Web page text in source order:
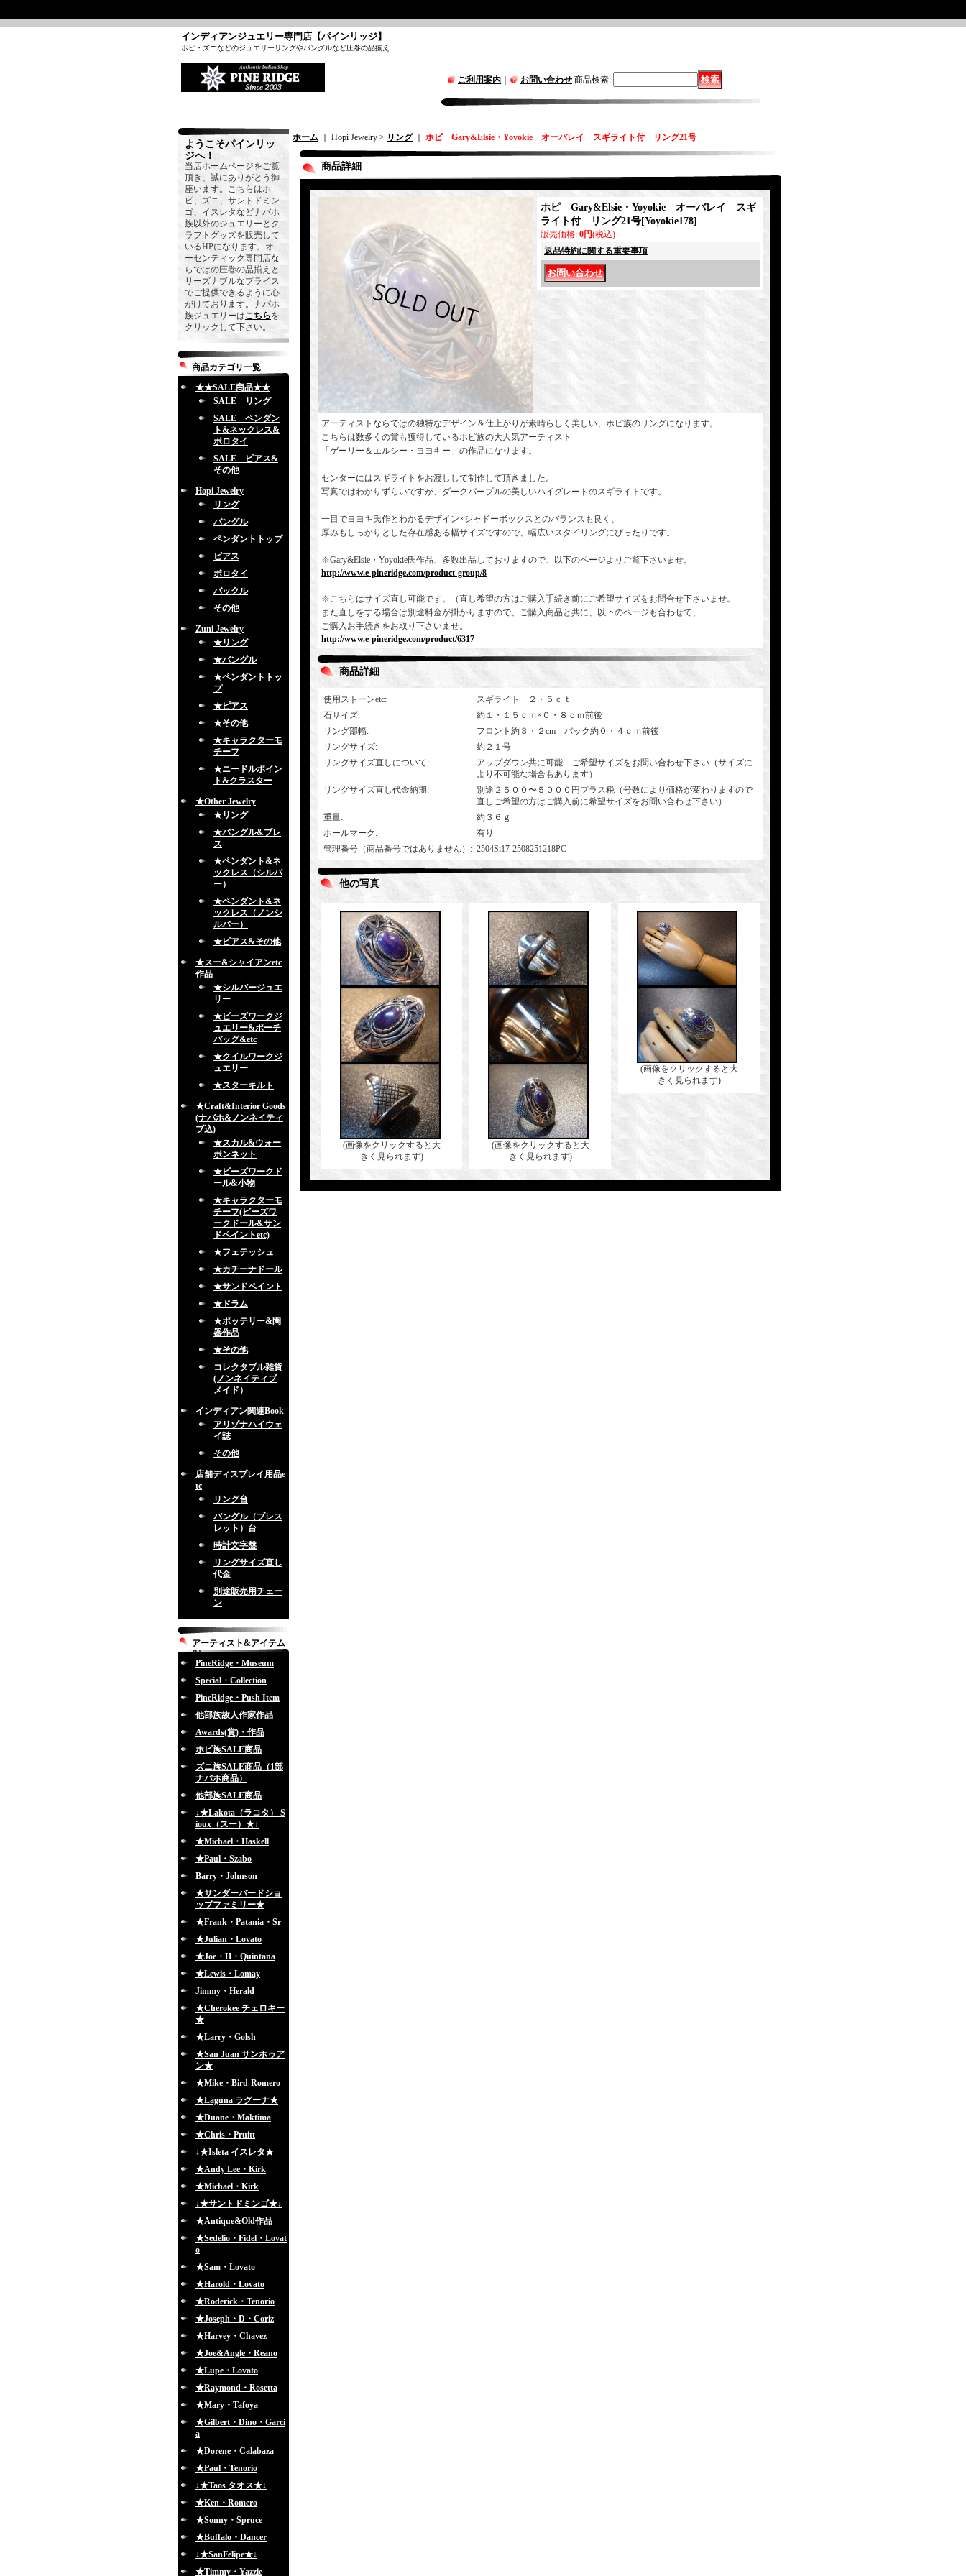
インディアンジュエリー専門店【パインリッジ】
ホピ・ズニなどのジュエリーリングやバングルなど圧巻の品揃え
ご利用案内 お問い合わせ 商品検索:
ようこそパインリッ
ジへ！
当店ホームページをご覧
頂き、誠にありがとう御
座います。こちらはホ
ピ、ズニ、サントドミン
ゴ、イスレタなどナバホ
族以外のジュエリーとク
ラフトグッズを販売して
いるHPになります。オ
ーセンティック専門店な
らではの圧巻の品揃えと
リーズナブルなプライス
でご提供できるように心
がけております。ナバホ
族ジュエリーはこちらを
クリックして下さい。
商品カテゴリ一覧
★★SALE商品★★
SALE リング
SALE ペンダン
ト&ネックレス&
ボロタイ
SALE ピアス&
その他
Hopi Jewelry
リング
バングル
ペンダントトップ
ピアス
ボロタイ
バックル
その他
Zuni Jewelry
★リング
★バングル
★ペンダントトッ
プ
★ピアス
★その他
★キャラクターモ
チーフ
★ニードルポイン
ト&クラスター
★Other Jewelry
★リング
★バングル&ブレ
ス
★ペンダント&ネ
ックレス（シルバ
ー）
★ペンダント&ネ
ックレス（ノンシ
ルバー）
★ピアス&その他
★スー&シャイアンetc
作品
★シルバージュエ
リー
★ビーズワークジ
ュエリー&ポーチ
バッグ&etc
★クイルワークジ
ュエリー
★スターキルト
★Craft&Interior Goods
(ナバホ&ノンネイティ
ブ込)
★スカル&ウォー
ボンネット
★ビーズワークド
ール&小物
★キャラクターモ
チーフ(ビーズワ
ークドール&サン
ドペイントetc)
★フェテッシュ
★カチーナドール
★サンドペイント
★ドラム
★ポッテリー&陶
器作品
★その他
コレクタブル雑貨
(ノンネイティブ
メイド）
インディアン関連Book
アリゾナハイウェ
イ誌
その他
店舗ディスプレイ用品e
tc
リング台
バングル（ブレス
レット）台
時計文字盤
リングサイズ直し
代金
別途販売用チェー
ン
アーティスト&アイテム
別
PineRidge・Museum
Special・Collection
PineRidge・Push Item
他部族故人作家作品
Awards(賞)・作品
ホピ族SALE商品
ズニ族SALE商品（1部
ナバホ商品）
他部族SALE商品
↓★Lakota（ラコタ） S
ioux（スー）★↓
★Michael・Haskell
★Paul・Szabo
Barry・Johnson
★サンダーバードショ
ップファミリー★
★Frank・Patania・Sr
★Julian・Lovato
★Joe・H・Quintana
★Lewis・Lomay
Jimmy・Herald
★Cherokee チェロキー
★
★Larry・Golsh
★San Juan サンホゥア
ン★
★Mike・Bird-Romero
★Laguna ラグーナ★
★Duane・Maktima
★Chris・Pruitt
↓★Isleta イスレタ★
★Andy Lee・Kirk
★Michael・Kirk
↓★サントドミンゴ★↓
★Antique&Old作品
★Sedelio・Fidel・Lovat
o
★Sam・Lovato
★Harold・Lovato
★Roderick・Tenorio
★Joseph・D・Coriz
★Harvey・Chavez
★Joe&Angle・Reano
★Lupe・Lovato
★Raymond・Rosetta
★Mary・Tafoya
★Gilbert・Dino・Garci
a
★Dorene・Calabaza
★Paul・Tenorio
↓★Taos タオス★↓
★Ken・Romero
★Sonny・Spruce
★Buffalo・Dancer
↓★SanFelipe★↓
★Timmy・Yazzie
ホーム ｜ Hopi Jewelry > リング｜ ホピ Gary&Elsie・Yoyokie オーバレイ スギライト付 リング21号
商品詳細
ホピ Gary&Elsie・Yoyokie オーバレイ スギ
ライト付 リング21号[Yoyokie178]
販売価格: 0円(税込)
返品特約に関する重要事項
アーティストならではの独特なデザイン＆仕上がりが素晴らしく美しい、ホピ族のリングになります。
こちらは数多くの賞も獲得しているホピ族の大人気アーティスト
「ゲーリー＆エルシー・ヨヨキー」の作品になります。
センターにはスギライトをお渡しして制作して頂きました。
写真ではわかりずらいですが、ダークパープルの美しいハイグレードのスギライトです。
一目でヨヨキ氏作とわかるデザイン×シャドーボックスとのバランスも良く、
厚みもしっかりとした存在感ある幅サイズですので、幅広いスタイリングにぴったりです。
※Gary&Elsie・Yoyokie氏作品、多数出品しておりますので、以下のページよりご覧下さいませ。
http://www.e-pineridge.com/product-group/8
※こちらはサイズ直し可能です。（直し希望の方はご購入手続き前にご希望サイズをお問合せ下さいませ。
また直しをする場合は別途料金が掛かりますので、ご購入商品と共に、以下のページも合わせて、
ご購入お手続きをお取り下さいませ。
http://www.e-pineridge.com/product/6317
商品詳細
使用ストーンetc:
スギライト ２・５ｃｔ
石サイズ:
約１・１５ｃｍ×０・８ｃｍ前後
リング部幅:
フロント約３・２cm バック約０・４ｃｍ前後
リングサイズ:
約２１号
リングサイズ直しについて:
アップダウン共に可能 ご希望サイズをお問い合わせ下さい（サイズに
より不可能な場合もあります）
リングサイズ直し代金納期:
別途２５００〜５０００円プラス税（号数により価格が変わりますので
直しご希望の方はご購入前に希望サイズをお問い合わせ下さい）
重量:
約３６ｇ
ホールマーク :
有り
管理番号（商品番号ではありません） : 2504Si17-2508251218PC
他の写真
(画像をクリックすると大
きく見られます)
(画像をクリックすると大
きく見られます)
(画像をクリックすると大
きく見られます)